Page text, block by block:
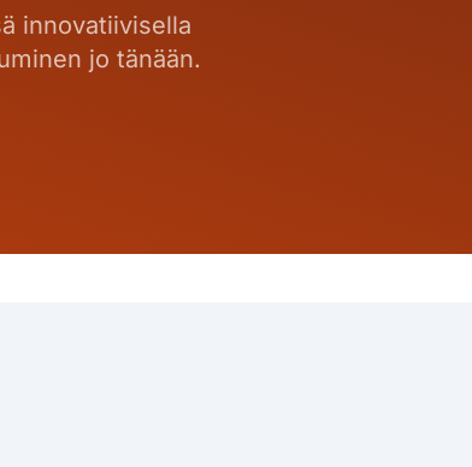
innovatiivisella
jo tänään.